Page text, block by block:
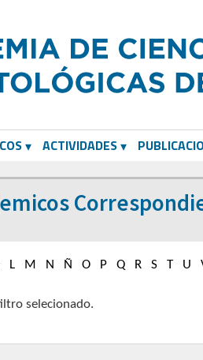
ACTIVIDADES
L M N Ñ O P Q R S T U
selecionado.